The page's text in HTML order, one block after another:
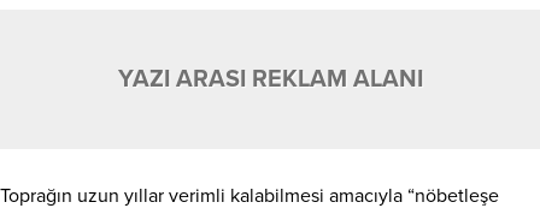
YAZI ARASI REKLAM ALANI
Toprağın uzun yıllar verimli kalabilmesi amacıyla “nöbetleşe